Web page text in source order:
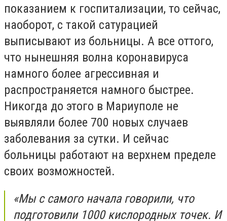
показанием к госпитализации, то сейчас,
наоборот, с такой сатурацией
выписывают из больницы. А все оттого,
что нынешняя волна коронавируса
намного более агрессивная и
распространяется намного быстрее.
Никогда до этого в Мариуполе не
выявляли более 700 новых случаев
заболевания за сутки. И сейчас
больницы работают на верхнем пределе
своих возможностей.
«Мы с самого начала говорили, что
подготовили 1000 кислородных точек. И